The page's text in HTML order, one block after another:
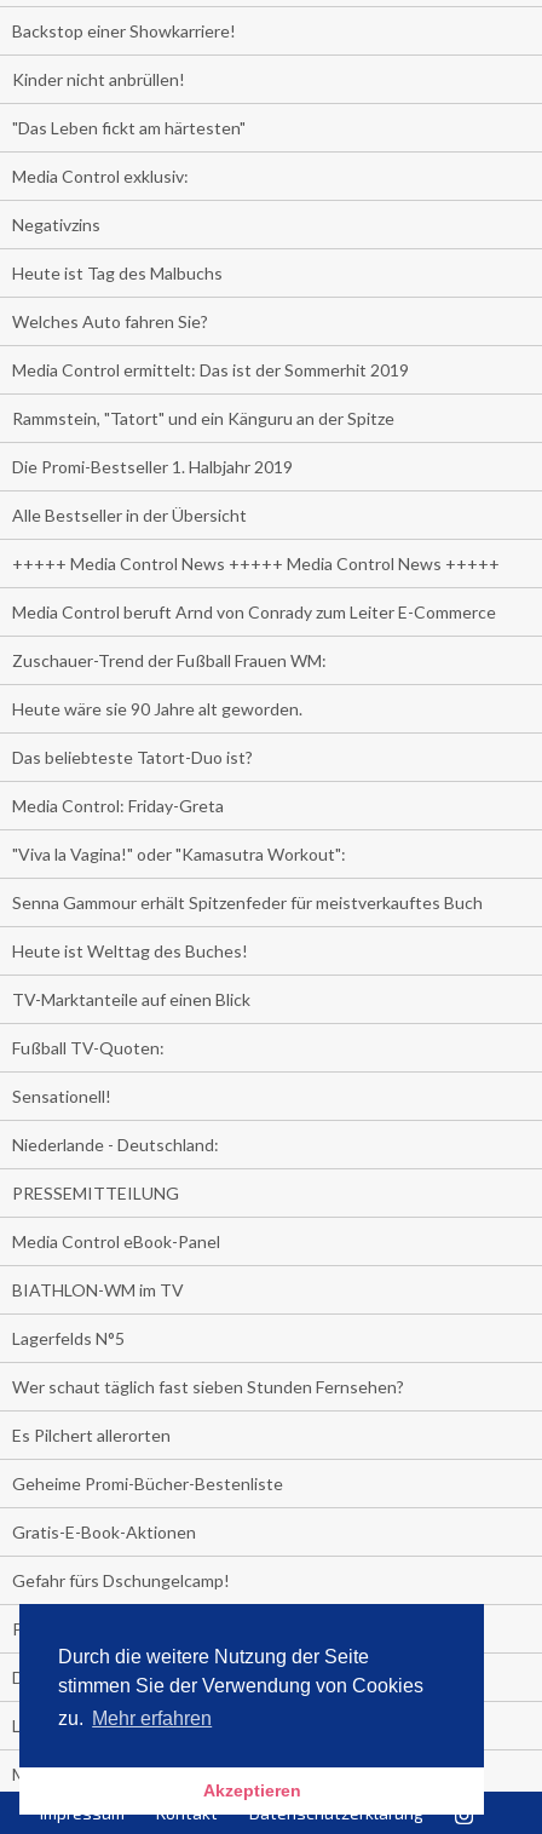
Durch die weitere Nutzung der Seite
stimmen Sie der Verwendung von Cookies
zu. Mehr erfahren
Akzeptieren
Backstop einer Showkarriere!
Kinder nicht anbrüllen!
"Das Leben fickt am härtesten"
Media Control exklusiv:
Negativzins
Heute ist Tag des Malbuchs
Welches Auto fahren Sie?
Media Control ermittelt: Das ist der Sommerhit 2019
Rammstein, "Tatort" und ein Känguru an der Spitze
Die Promi-Bestseller 1. Halbjahr 2019
Alle Bestseller in der Übersicht
+++++ Media Control News +++++ Media Control News +++++
Media Control beruft Arnd von Conrady zum Leiter E-Commerce
Zuschauer-Trend der Fußball Frauen WM:
Heute wäre sie 90 Jahre alt geworden.
Das beliebteste Tatort-Duo ist?
Media Control: Friday-Greta
"Viva la Vagina!" oder "Kamasutra Workout":
Senna Gammour erhält Spitzenfeder für meistverkauftes Buch
Heute ist Welttag des Buches!
TV-Marktanteile auf einen Blick
Fußball TV-Quoten:
Sensationell!
Niederlande - Deutschland:
PRESSEMITTEILUNG
Media Control eBook-Panel
BIATHLON-WM im TV
Lagerfelds N°5
Wer schaut täglich fast sieben Stunden Fernsehen?
Es Pilchert allerorten
Geheime Promi-Bücher-Bestenliste
Gratis-E-Book-Aktionen
Gefahr fürs Dschungelcamp!
PRESSEMITTEILUNG
Deutschland im Handball-Fieber
Libri und Media Control verlängern Vertrag langfristig
Medienquiz:
Deutschlands Jahrescharts 2018
Impressum Kontakt Datenschutzerklärung